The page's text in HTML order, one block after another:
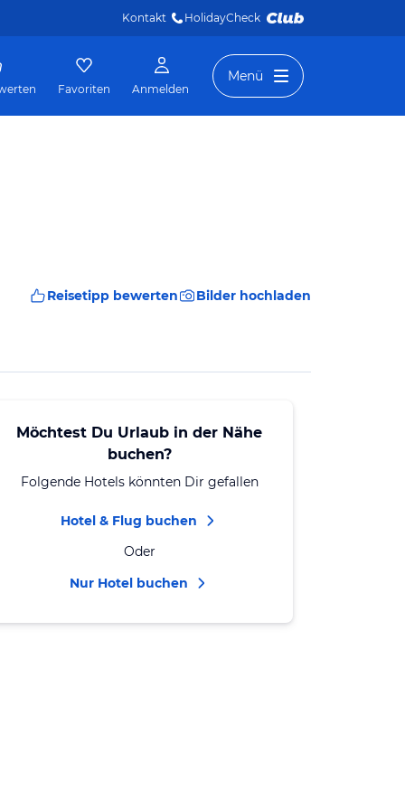
Kontakt HolidayCheck
Favoriten Anmelden
Menü
Reisetipp bewerten Bilder hochladen
Möchtest Du Urlaub in der Nähe
buchen?
Folgende Hotels könnten Dir gefallen
Hotel & Flug buchen
Oder
Nur Hotel buchen